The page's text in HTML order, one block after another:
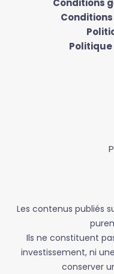
Conditions
Les contenus publiés
Ils ne constituent
investissement, ni
conserver